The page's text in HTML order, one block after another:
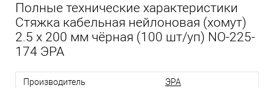
Полные технические характеристики
Стяжка кабельная нейлоновая (хомут)
2.5 х 200 мм чёрная (100 шт/уп) NO-225-
174 ЭРА
Производитель ЭРА